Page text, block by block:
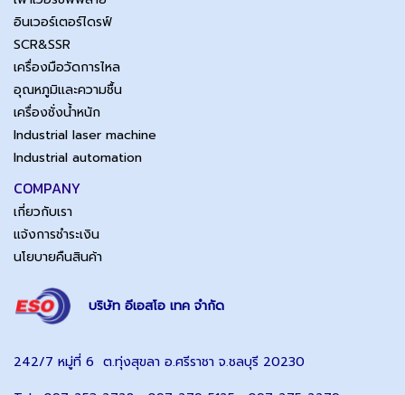
อินเวอร์เตอร์ไดรฟ์
SCR&SSR
เครื่องมือวัดการไหล
อุณหภูมิและความชื้น
เครื่องชั่งน้ำหนัก
Industrial laser machine
Industrial automation
COMPANY
เกี่ยวกับเรา
แจ้งการชำระเงิน
นโยบายคืนสินค้า
บริษัท อีเอสโอ เทค จำกัด
242/7 หมู่ที่ 6 ต.ทุ่งสุขลา อ.ศรีราชา จ.ชลบุรี 20230